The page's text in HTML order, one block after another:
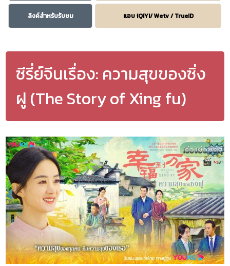
ลิงค์สำหรับรับชม แอบ iQIYI/ Wetv / TrueID
ซีรี่ย์จีนเรื่อง: ความสุขของซิ่ง
ฝู (The Story of Xing fu)